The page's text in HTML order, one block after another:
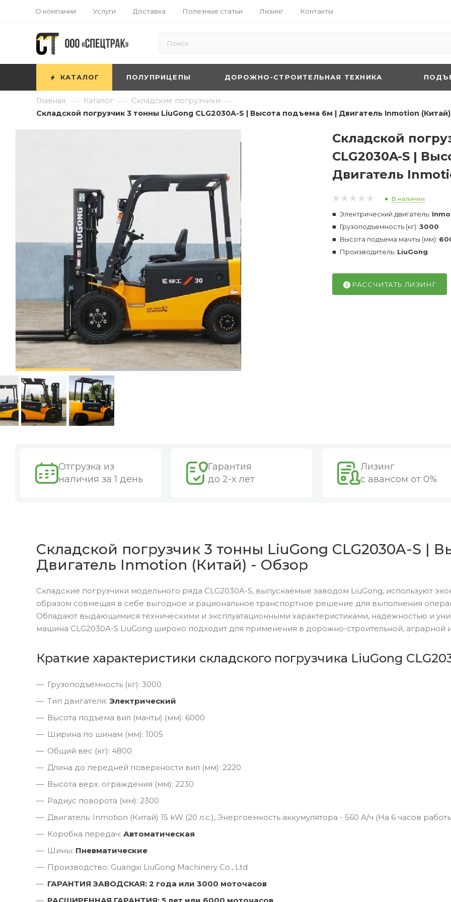
О компании Услуги Доставка Полезные статьи Лизинг Контакты
КАТАЛОГ ПОЛУПРИЦЕПЫ ДОРОЖНО-СТРОИТЕЛЬНАЯ ТЕХНИКА
Главная — Каталог — Складские погрузчики —
Складской погрузчик 3 тонны LiuGong CLG2030A-S | Высота подъема 6м | Двигатель Inmotion (Китай)
Складской
CLG2030A-S |
Двигатель
В наличии
Электрический двигатель:
Грузоподъемность (кг): 3000
Высота подъема мачты (мм):
Производитель: LiuGong
РАССЧИТАТЬ ЛИЗИНГ
Отгрузка из
наличия за 1 день
Гарантия
до 2-х лет
Лизинг
с авансом от 0%
Складской погрузчик 3 тонны LiuGong CLG2030A-S |
Двигатель Inmotion (Китай) - Обзор
Складские погрузчики модельного ряда CLG2030A-S, выпускаемые заводом LiuGong, используют
образом совмещая в себе выгодное и рациональное транспортное решение для выполнения
Обладают выдающимися техническими и эксплуатационными характеристиками, надежностью и
машина CLG2030A-S LiuGong широко подходит для применения в дорожно-строительной, аграрной
Краткие характеристики складского погрузчика LiuGong
Грузоподъёмность (кг): 3000
Тип двигателя: Электрический
Высота подъема вил (мачты) (мм): 6000
Ширина по шинам (мм): 1005
Общий вес (кг): 4800
Длина до передней поверхности вил (мм): 2220
Высота верх. ограждения (мм): 2230
Радиус поворота (мм): 2300
Двигатель: Inmotion (Китай) 15 kW (20 л.с.), Энергоемкость аккумулятора - 560 А/ч (На 6 часов
Коробка передач: Автоматическая
Шины: Пневматические
Производство: Guangxi LiuGong Machinery Co., Ltd
ГАРАНТИЯ ЗАВОДСКАЯ: 2 года или 3000 моточасов